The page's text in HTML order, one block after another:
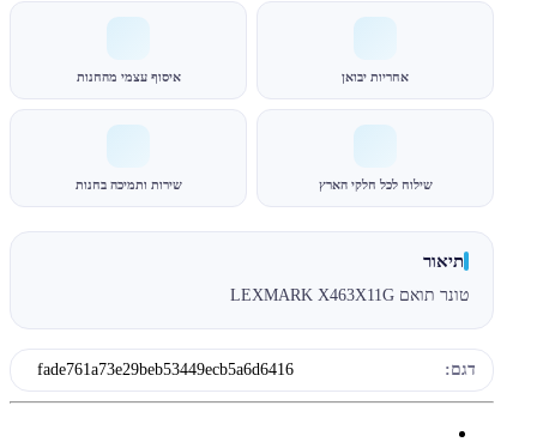
אחריות יבואן איסוף עצמי מהחנות
שילוח לכל חלקי הארץ שירות ותמיכה בחנות
תיאור
טונר תואם LEXMARK X463X11G
דגם: fade761a73e29beb53449ecb5a6d6416